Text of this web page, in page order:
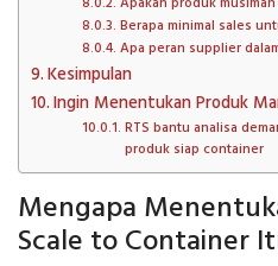
Berapa minimal sales
Apa peran supplier
Kesimpulan
Ingin Menentukan Produk
RTS bantu analisa
produk siap container
Mengapa
Scale to Container